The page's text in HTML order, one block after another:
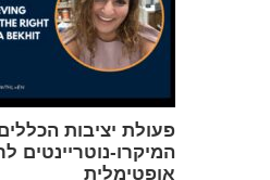
פעולת יציבות
המיקרו-נוטריינטים
אופטימלית